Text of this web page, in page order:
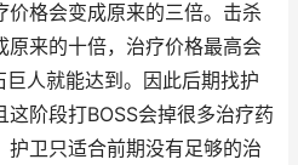
价格会变成原来的三倍。击杀
原来的十倍，治疗价格最高会
人就能达到。因此后期找护
阶段打BOSS会掉很多治疗药
卫只适合前期没有足够的治